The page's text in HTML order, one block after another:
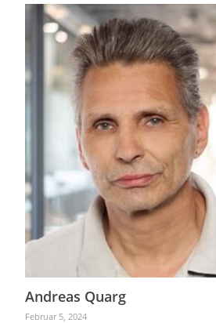
Andreas Quarg
Februar 5, 2024